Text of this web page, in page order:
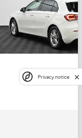
Privacy notice